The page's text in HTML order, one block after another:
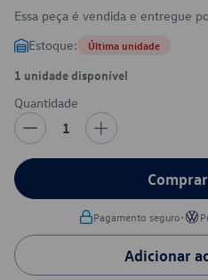
Essa peça é vendida e entregue
Estoque: Última unidade
1 unidade disponível
Quantidade
1
Pagamento seguro•
Adicionar